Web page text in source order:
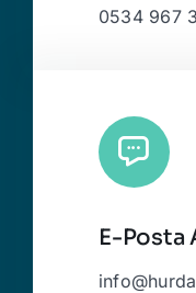
0534 967
E-Posta